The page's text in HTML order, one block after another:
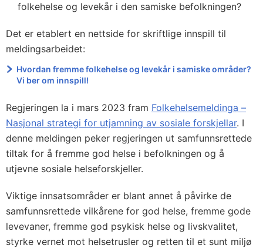
folkehelse og levekår i den samiske befolkningen?
Det er etablert en nettside for skriftlige innspill til
meldingsarbeidet:
Hvordan fremme folkehelse og levekår i samiske områder?
Vi ber om innspill!
Regjeringen la i mars 2023 fram Folkehelsemeldinga –
Nasjonal strategi for utjamning av sosiale forskjellar. I
denne meldingen peker regjeringen ut samfunnsrettede
tiltak for å fremme god helse i befolkningen og å
utjevne sosiale helseforskjeller.
Viktige innsatsområder er blant annet å påvirke de
samfunnsrettede vilkårene for god helse, fremme gode
levevaner, fremme god psykisk helse og livskvalitet,
styrke vernet mot helsetrusler og retten til et sunt miljø